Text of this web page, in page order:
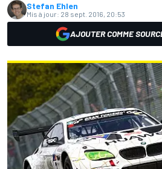
Stefan Ehlen
Mis à jour: 28 sept. 2016, 20:53
AJOUTER COMME